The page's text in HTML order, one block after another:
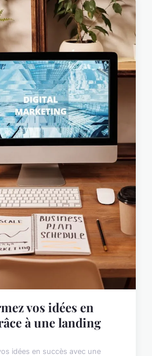
vos idées en
à une landing
idées en succès avec une